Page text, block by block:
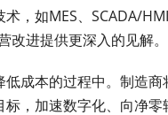
，如MES、SCADA/
进提供更深入的见解。
成本的过程中。制造商
，加速数字化、向净零